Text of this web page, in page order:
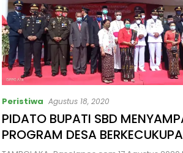
Peristiwa Agustus 18, 2020
PIDATO BUPATI SBD
PROGRAM DESA